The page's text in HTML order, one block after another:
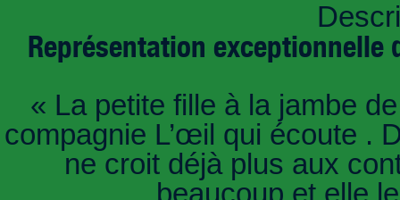
Représentation
« La petite fille à la jambe
compagnie L’œil qui écoute .
ne croit déjà plus aux
beaucoup et elle